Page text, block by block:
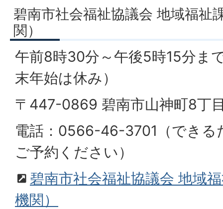
碧南市社会福祉協議会 地域福祉
関）
午前8時30分～午後5時15分ま
末年始は休み）
〒447-0869 碧南市山神町8丁
電話：0566-46-3701（できる
ご予約ください）
碧南市社会福祉協議会 地域
機関）